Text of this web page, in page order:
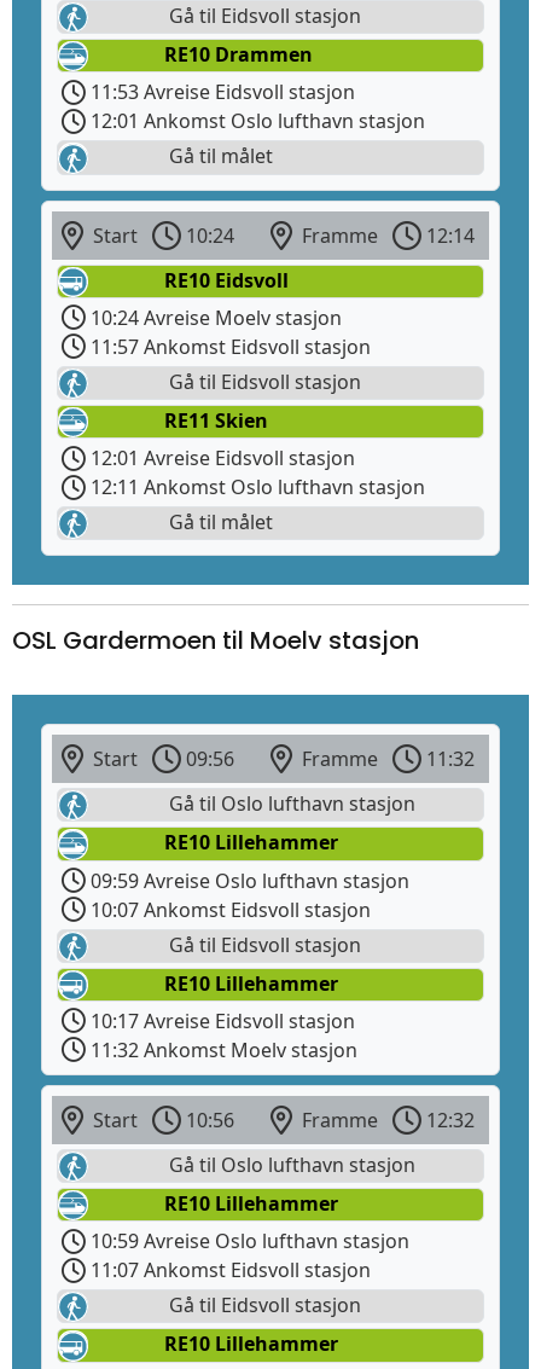
Gå til Eidsvoll stasjon
RE10 Drammen
11:53 Avreise Eidsvoll stasjon
12:01 Ankomst Oslo lufthavn stasjon
Gå til målet
Start 10:24 Framme
12:14
RE10 Eidsvoll
10:24 Avreise Moelv stasjon
11:57 Ankomst Eidsvoll stasjon
Gå til Eidsvoll stasjon
RE11 Skien
12:01 Avreise Eidsvoll stasjon
12:11 Ankomst Oslo lufthavn stasjon
Gå til målet
OSL Gardermoen til Moelv stasjon
Start 09:56 Framme
11:32
Gå til Oslo lufthavn stasjon
RE10 Lillehammer
09:59 Avreise Oslo lufthavn stasjon
10:07 Ankomst Eidsvoll stasjon
Gå til Eidsvoll stasjon
RE10 Lillehammer
10:17 Avreise Eidsvoll stasjon
11:32 Ankomst Moelv stasjon
Start 10:56 Framme
12:32
Gå til Oslo lufthavn stasjon
RE10 Lillehammer
10:59 Avreise Oslo lufthavn stasjon
11:07 Ankomst Eidsvoll stasjon
Gå til Eidsvoll stasjon
RE10 Lillehammer